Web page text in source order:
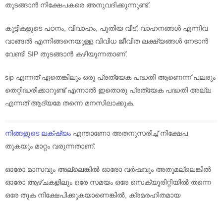
തുടങ്ങാൻ നിക്ഷേപകരെ അനുവദിക്കുന്നുണ്ട്.
കുട്ടികളുടെ പഠനം, വിവാഹം, പുതിയ വീട്, വാഹനങ്ങൾ എന്നിവ
വാങ്ങൽ എന്നിങ്ങനെയുള്ള വിവിധ ജീവിത ലക്ഷ്യങ്ങൾ നേടാൻ
വേണ്ടി SIP തുടങ്ങാൻ കഴിയുന്നതാണ്.
sip എന്നത് ഏതെങ്കിലും ഒരു പ്രത്യേക പദ്ധതി ആണെന്ന് പലരും
തെറ്റിദ്ധരിക്കാറുണ്ട് എന്നാൽ ഇതൊരു പ്രത്യേക പദ്ധതി അല്ല
എന്നത് ആദ്യമേ തന്നെ മനസിലാക്കുക.
നിങ്ങളുടെ ലക്‌ഷ്യം എന്താണോ അതനുസരിച്ച് നിക്ഷേപ
തുകയും മാറ്റം വരുന്നതാണ്.
ഓരോ മാസവും അല്ലെങ്കിൽ ഓരോ വർഷവും അതുമല്ലെങ്കിൽ
ഓരോ ആഴ്ചകളിലും ഒരേ സമയം ഒരേ സെക്യൂരിറ്റിയിൽ തന്നെ
ഒരേ തുക നിക്ഷേപിക്കുകയാണെങ്കിൽ, ക്രമരഹിതമായ